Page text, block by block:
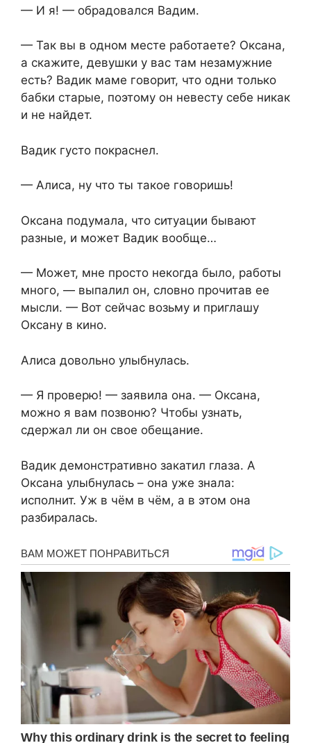
— И я! — обрадовался Вадим.
— Так вы в одном месте работаете? Оксана,
а скажите, девушки у вас там незамужние
есть? Вадик маме говорит, что одни только
бабки старые, поэтому он невесту себе никак
и не найдет.
Вадик густо покраснел.
— Алиса, ну что ты такое говоришь!
Оксана подумала, что ситуации бывают
разные, и может Вадик вообще…
— Может, мне просто некогда было, работы
много, — выпалил он, словно прочитав ее
мысли. — Вот сейчас возьму и приглашу
Оксану в кино.
Алиса довольно улыбнулась.
— Я проверю! — заявила она. — Оксана,
можно я вам позвоню? Чтобы узнать,
сдержал ли он свое обещание.
Вадик демонстративно закатил глаза. А
Оксана улыбнулась – она уже знала:
исполнит. Уж в чём в чём, а в этом она
разбиралась.